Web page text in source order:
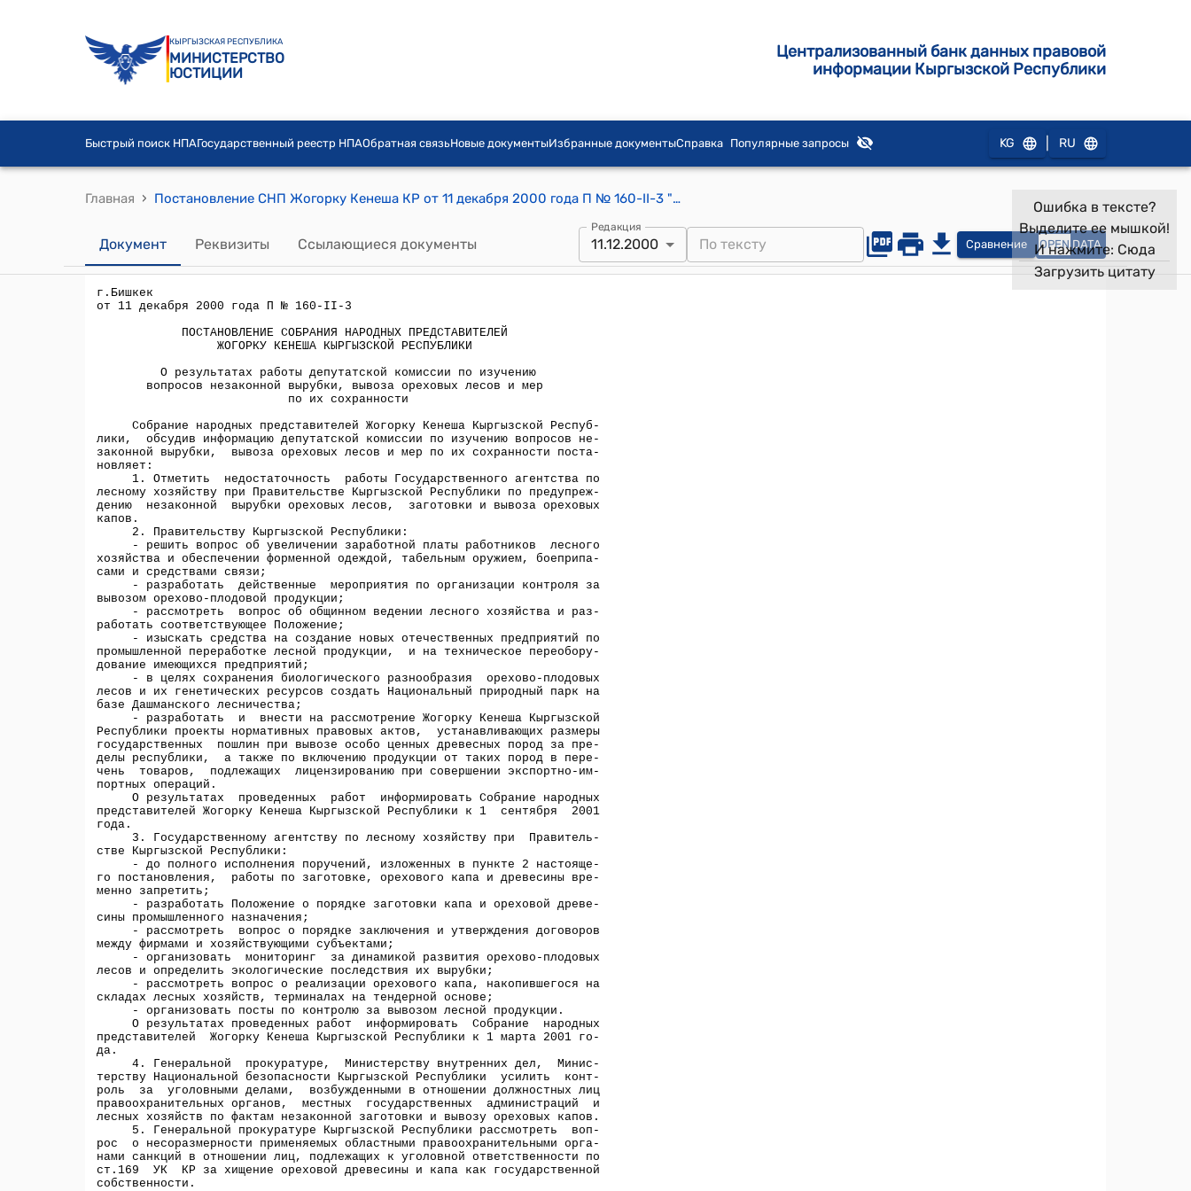
КЫРГЫЗСКАЯ РЕСПУБЛИКА
МИНИСТЕРСТВО
ЮСТИЦИИ
Централизованный банк данных правовой
информации Кыргызской Республики
Быстрый поиск НПАГосударственный реестр НПАОбратная связьНовые документыИзбранные документыСправка Популярные запросы KG RU
Главная › Постановление СНП Жогорку Кенеша КР от 11 декабря 2000 года П № 160-II-3 "О результатах работы депутатской комиссии по изучению вопросов незаконной вырубки, вывоза ореховых лесов и мер по их сохранности"
Документ Реквизиты Ссылающиеся документы
Редакция
11.12.2000 Сравнение OPEN DATA
Ошибка в тексте?
Выделите ее мышкой!
И нажмите: Сюда
Загрузить цитату